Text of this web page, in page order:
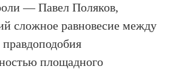
— Павел Поляков,
сложное равновесие между
площадного